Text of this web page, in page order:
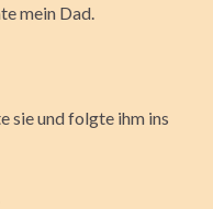
mein Dad.
sie und folgte ihm ins